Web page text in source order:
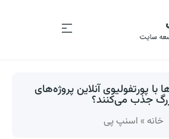
با پورتفولیوی آنلاین پروژه‌های
جذب می‌کنند؟
خانه » اسنپ پی